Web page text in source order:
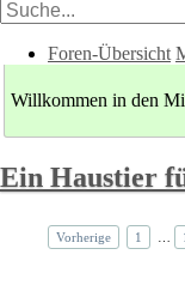
Foren-Übersicht
Willkommen in den
Ein Haustier
Vorherige 1